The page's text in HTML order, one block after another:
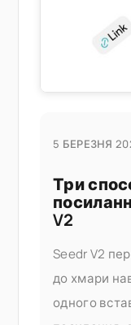
5 БЕРЕЗНЯ
Три
V2
Seedr V2
до хмари
одного